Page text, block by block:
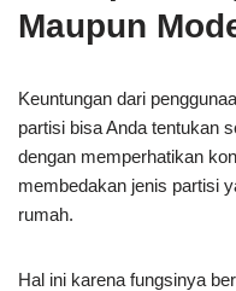
Maupun
Keuntungan dari
partisi bisa Anda tentukan
dengan memperhatikan
membedakan jenis partisi
rumah.
Hal ini karena fungsinya